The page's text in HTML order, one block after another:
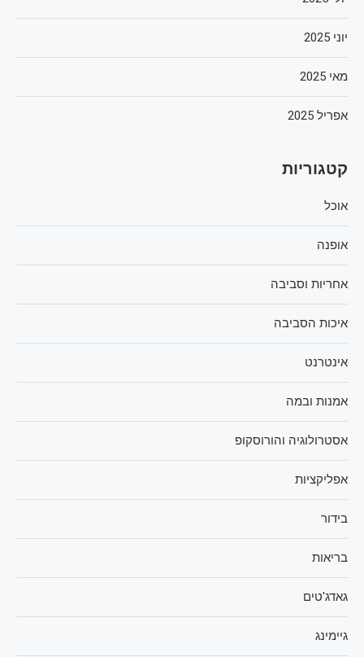
יוני 2025
מאי 2025
אפריל 2025
קטגוריות
אוכל
אופנה
אחריות וסביבה
איכות הסביבה
אינטרנט
אמנות ובמה
אסטרולוגיה והורוסקופ
אפליקציות
בידור
בריאות
גאדג'טים
גיימינג